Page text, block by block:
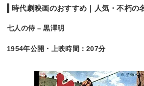
時代劇映画のおすすめ｜人気・不朽の
七人の侍 – 黒澤明
1954年公開・上映時間：207分